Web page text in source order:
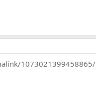
1073021399458865/